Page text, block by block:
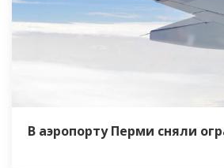
В аэропорту Перми сняли